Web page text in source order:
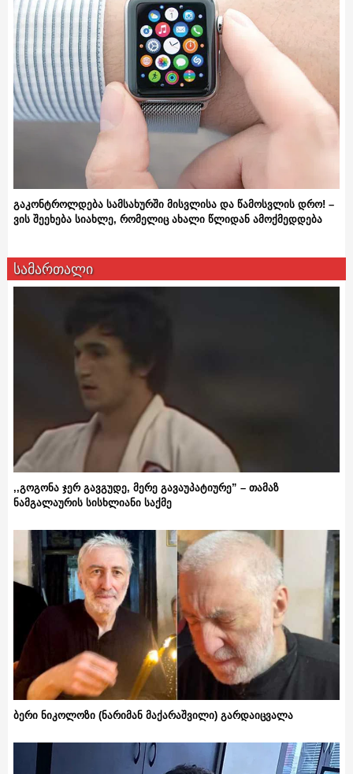
გაკონტროლდება სამსახურში მისვლისა და წამოსვლის დრო! –
ვის შეეხება სიახლე, რომელიც ახალი წლიდან ამოქმედდება
სამართალი
,,გოგონა ჯერ გავგუდე, მერე გავაუპატიურე” – თამაზ
ნამგალაურის სისხლიანი საქმე
ბერი ნიკოლოზი (ნარიმან მაქარაშვილი) გარდაიცვალა